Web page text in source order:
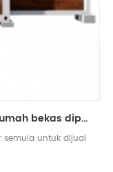
kilang mudah mudah di pasang rumah bekas diperluas pruf mewah
semula untuk dijual